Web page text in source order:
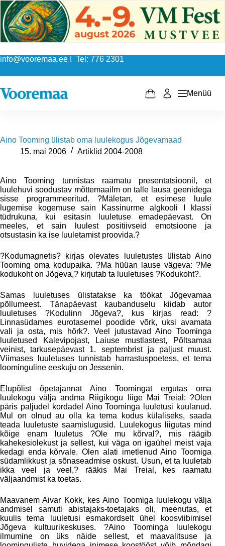
Skip
to
content
info@vooremaa.ee I Tel: 776 2301
Shopping
Menüü
Aino Tooming ülistab oma luulekogus Jõgevamaad
15. mai 2006
Artiklid 2004-2008
Aino Tooming tunnistas raamatu presentatsioonil, et
luulehuvi soodustav mõttemaailm on talle lausa geenidega
sisse programmeeritud. ?Mäletan, et esimese luule
lugemise kogemuse sain Kassinurme algkooli I klassi
tüdrukuna, kui esitasin luuletuse emadepäevast. On
meeles, et sain luulest positiivseid emotsioone ja
otsustasin ka ise luuletamist proovida.?
?Kodumagnetis? kirjas olevates luuletustes ülistab Aino
Tooming oma kodupaika. ?Ma hüüan lause vägeva: ?Me
kodukoht on Jõgeva,? kirjutab ta luuletuses ?Kodukoht?.
Samas luuletuses ülistatakse ka töökat Jõgevamaa
põllumeest. Tänapäevast kaubanduselu kiidab autor
luuletuses ?Kodulinn Jõgeva?, kus kirjas read: ?
Linnasüdames eurotasemel poodide võrk, uksi avamata
vali ja osta, mis hõrk?. Veel jutustavad Aino Toominga
luuletused Kalevipojast, Laiuse mustlastest, Põltsamaa
veinist, tarkusepäevast 1. septembrist ja paljust muust.
Viimases luuletuses tunnistab harrastuspoetess, et tema
loominguline eeskuju on Jessenin.
Elupõlist õpetajannat Aino Toomingat ergutas oma
luulekogu välja andma Riigikogu liige Mai Treial: ?Olen
päris paljudel kordadel Aino Toominga luuletusi kuulanud.
Mul on olnud au olla ka tema kodus külaliseks, saada
teada luuletuste saamislugusid. Luulekogus liigutas mind
kõige enam luuletus ?Ole mu kõrval?, mis räägib
kahekesiolekust ja sellest, kui väga on igaühel meist vaja
kedagi enda kõrvale. Olen alati imetlenud Aino Toomiga
südamlikkust ja sõnaseadmise oskust. Usun, et ta luuletab
ikka veel ja veel,? rääkis Mai Treial, kes raamatu
väljaandmist ka toetas.
Maavanem Aivar Kokk, kes Aino Toomiga luulekogu välja
andmisel samuti abistajaks-toetajaks oli, meenutas, et
kuulis tema luuletusi esmakordselt ühel koosviibimisel
Jõgeva kultuurikeskuses. ?Aino Toominga luulekogu
ilmumine on üks näide sellest, et maavalitsuse ja